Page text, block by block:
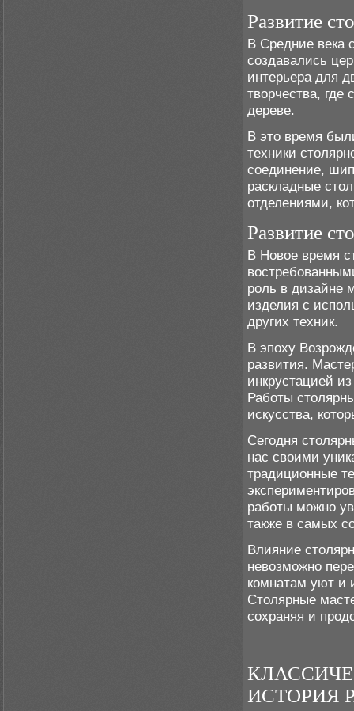
Развитие
В Средние века
создавались
интерьера для
творчества,
дереве.
В это время
техники
соединение,
раскладные
отделениями,
Развитие
В Новое время
роль в дизайне
изделия с
других техник.
В эпоху
развития.
инкрустацией
Работы
искусства,
Сегодня
нас своими
традиционные
работы можно
также в самых
Влияние
невозможно
комнатам уют и
Столярные
сохраняя и
ИСТОРИЯ